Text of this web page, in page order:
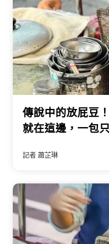
傳說中的放屁豆
就在這邊，一包
記者 蕭芷琳